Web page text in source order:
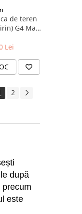
de teren
G4 Max,
km, viteza
Lei
2
după
este